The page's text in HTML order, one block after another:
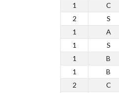
1
C
2
S
1
A
1
S
1
B
1
B
2
C